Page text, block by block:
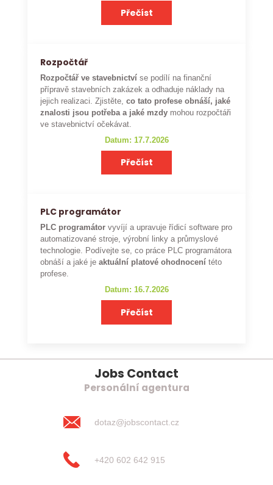
Přečíst
Rozpočtář
Rozpočtář ve stavebnictví se podílí na finanční
přípravě stavebních zakázek a odhaduje náklady na
jejich realizaci. Zjistěte,co tato profese obnáší, jaké
znalosti jsou potřeba a jaké mzdy mohou rozpočtáři
ve stavebnictví očekávat.
Datum: 17.7.2026
Přečíst
PLC programátor
PLC programátor vyvíjí a upravuje řídicí software pro
automatizované stroje, výrobní linky a průmyslové
technologie. Podívejte se, co práce PLC programátora
obnáší a jaké je aktuální platové ohodnocení této
profese.
Datum: 16.7.2026
Přečíst
Jobs Contact
Personální agentura
dotaz@jobscontact.cz
+420 602 642 915